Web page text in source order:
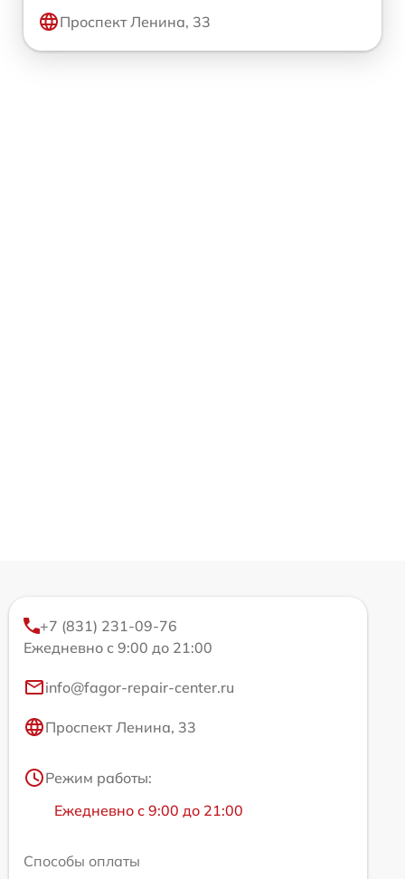
Проспект Ленина, 33
+7 (831) 231-09-76
Ежедневно с 9:00 до 21:00
info@fagor-repair-center.ru
Проспект Ленина, 33
Режим работы:
Ежедневно с 9:00 до 21:00
Способы оплаты